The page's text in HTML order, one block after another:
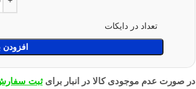
تعداد در دایکات
افزودن
در صورت عدم موجودی کالا در انبار برایثبت